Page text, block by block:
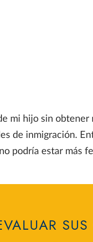
mi hijo sin
de inmigración.
podría estar más